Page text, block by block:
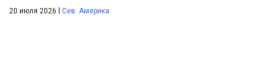
20 июля 2026 | Сев. Америка